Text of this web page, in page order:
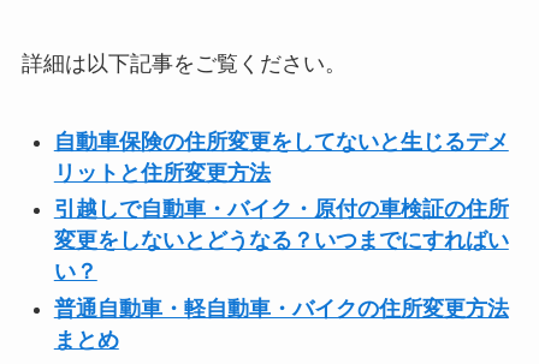
詳細は以下記事をご覧ください。
自動車保険の住所変更をしてないと生じるデメ
リットと住所変更方法
引越しで自動車・バイク・原付の車検証の住所
変更をしないとどうなる？いつまでにすればい
い？
普通自動車・軽自動車・バイクの住所変更方法
まとめ